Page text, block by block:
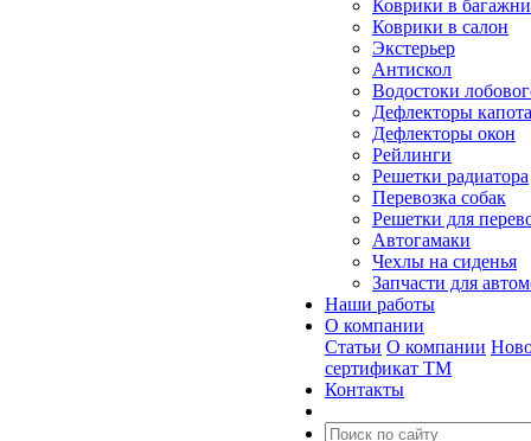
Коврики в
Коврики в салон
Экстерьер
Антискол
Водостоки
Дефлекторы капота
Дефлекторы окон
Рейлинги
Решетки радиатора
Перевозка собак
Решетки для
Автогамаки
Чехлы на сиденья
Запчасти для
Наши работы
О компании
Статьи О компании
сертификат ТМ
Контакты